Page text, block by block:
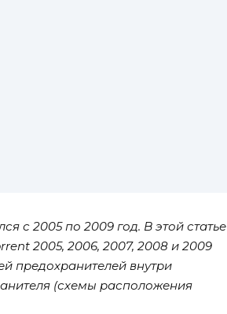
с 2005 по 2009 год. В этой статье
2005, 2006, 2007, 2008 и 2009
предохранителей внутри
(схемы расположения